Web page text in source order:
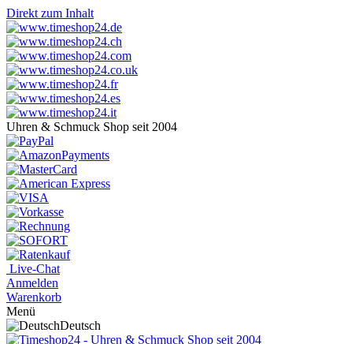
Direkt zum Inhalt
Uhren & Schmuck Shop seit 2004
Live-Chat
Anmelden
Warenkorb
Menü
Deutsch